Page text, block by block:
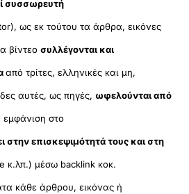
συσσωρευτή
ως εκ τούτου τα άρθρα, εικόνες
βίντεοσυλλέγονται και
από τρίτες, ελληνικές και μη,
αυτές, ως πηγές, ωφελούνται από
στο
στην επισκεψιμότητά τους και στη
κ.λπ.) μέσω backlink κοκ.
κάθε άρθρου, εικόνας ή